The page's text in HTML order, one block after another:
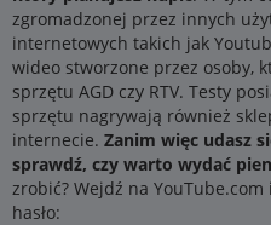
zgromadzonej przez innych
internetowych takich jak
wideo stworzone przez osoby,
sprzętu AGD czy RTV. Testy
sprzętu nagrywają również
internecie. Zanim więc udasz
sprawdź, czy warto wydać
zrobić? Wejdź na
hasło: